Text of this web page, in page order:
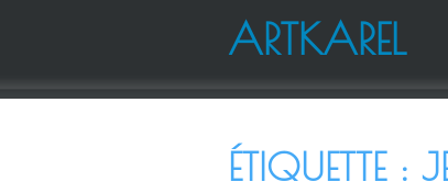
ARTKAREL
ÉTIQUETTE :